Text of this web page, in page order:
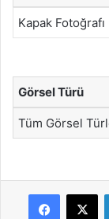
Kapak Fotoğrafı
Görsel Türü
Tüm Görsel
Facebook
X